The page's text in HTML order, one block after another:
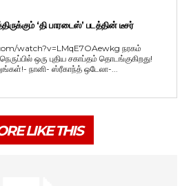
‘தி பாரடைஸ்’ படத்தின் டீசர்
watch?v=LMqE7OAewkg நரகம்
ஒரு புதிய சகாப்தம் தொடங்குகிறது!
நானி- ஸ்ரீகாந்த் ஒடேலா-...
LIKE THIS